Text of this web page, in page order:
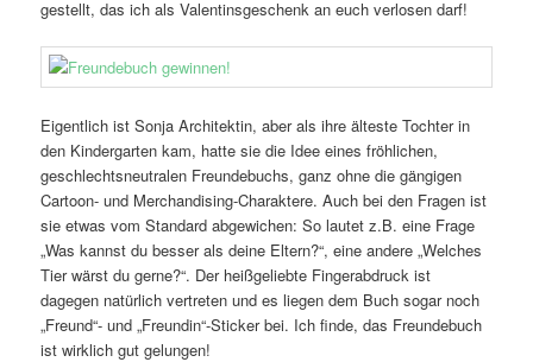
gestellt, das ich als Valentinsgeschenk an euch verlosen darf!
Eigentlich ist Sonja Architektin, aber als ihre älteste Tochter in
den Kindergarten kam, hatte sie die Idee eines fröhlichen,
geschlechtsneutralen Freundebuchs, ganz ohne die gängigen
Cartoon- und Merchandising-Charaktere. Auch bei den Fragen ist
sie etwas vom Standard abgewichen: So lautet z.B. eine Frage
„Was kannst du besser als deine Eltern?“, eine andere „Welches
Tier wärst du gerne?“. Der heißgeliebte Fingerabdruck ist
dagegen natürlich vertreten und es liegen dem Buch sogar noch
„Freund“- und „Freundin“-Sticker bei. Ich finde, das Freundebuch
ist wirklich gut gelungen!